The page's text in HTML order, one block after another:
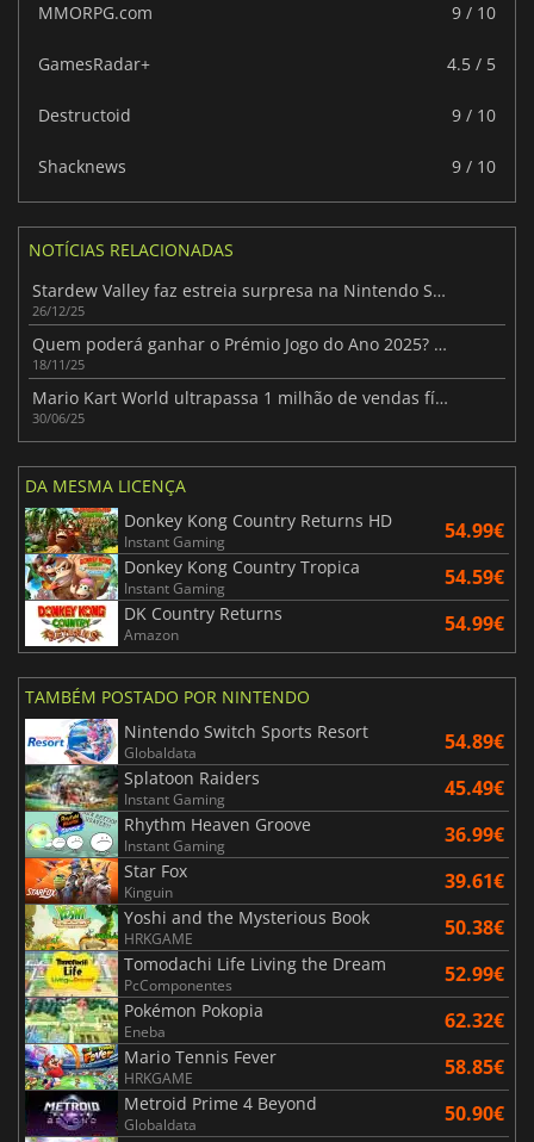
MMORPG.com 9 / 10
GamesRadar+ 4.5 / 5
Destructoid 9 / 10
Shacknews 9 / 10
NOTÍCIAS RELACIONADAS
Stardew Valley faz estreia surpresa na Nintendo Switch 2
26/12/25
Quem poderá ganhar o Prémio Jogo do Ano 2025? Nomeados revelados
18/11/25
Mario Kart World ultrapassa 1 milhão de vendas físicas só no Japão
30/06/25
DA MESMA LICENÇA
Donkey Kong Country Returns HD
Instant Gaming 54.99€
Donkey Kong Country Tropica
Instant Gaming 54.59€
DK Country Returns
Amazon 54.99€
TAMBÉM POSTADO POR NINTENDO
Nintendo Switch Sports Resort
Globaldata 54.89€
Splatoon Raiders
Instant Gaming 45.49€
Rhythm Heaven Groove
Instant Gaming 36.99€
Star Fox
Kinguin 39.61€
Yoshi and the Mysterious Book
HRKGAME 50.38€
Tomodachi Life Living the Dream
PcComponentes 52.99€
Pokémon Pokopia
Eneba 62.32€
Mario Tennis Fever
HRKGAME 58.85€
Metroid Prime 4 Beyond
Globaldata 50.90€